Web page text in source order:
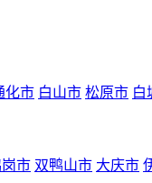
化市 白山市 松原市 白
市 双鸭山市 大庆市